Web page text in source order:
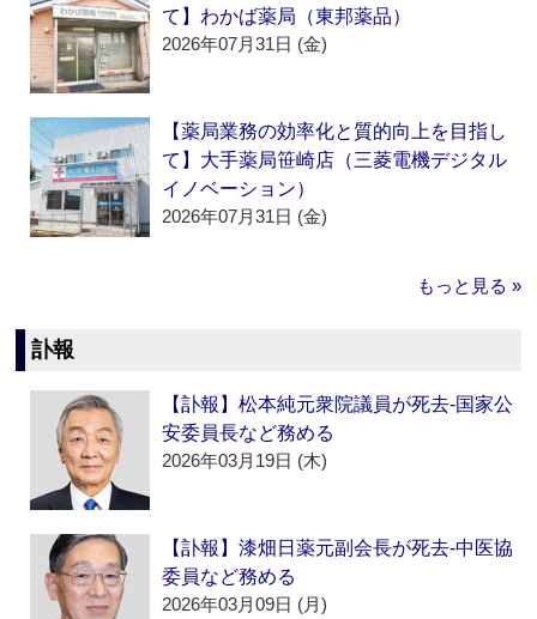
て】わかば薬局（東邦薬品）
2026年07月31日 (金)
【薬局業務の効率化と質的向上を目指し
て】大手薬局笹崎店（三菱電機デジタル
イノベーション）
2026年07月31日 (金)
もっと見る »
訃報
【訃報】松本純元衆院議員が死去‐国家公
安委員長など務める
2026年03月19日 (木)
【訃報】漆畑日薬元副会長が死去‐中医協
委員など務める
2026年03月09日 (月)